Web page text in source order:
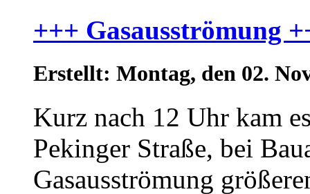
+++ Gasausströmung
Erstellt: Montag, den 02.
Kurz nach 12 Uhr kam
Pekinger Straße, bei
Gasausströmung